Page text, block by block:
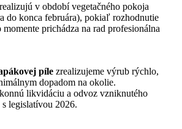
v období vegetačného pokoja
do konca februára), pokiaľ rozhodnutie
prichádza na rad profesionálna
píle zrealizujeme výrub rýchlo,
dopadom na okolie.
likvidáciu a odvoz vzniknutého
legislatívou 2026.